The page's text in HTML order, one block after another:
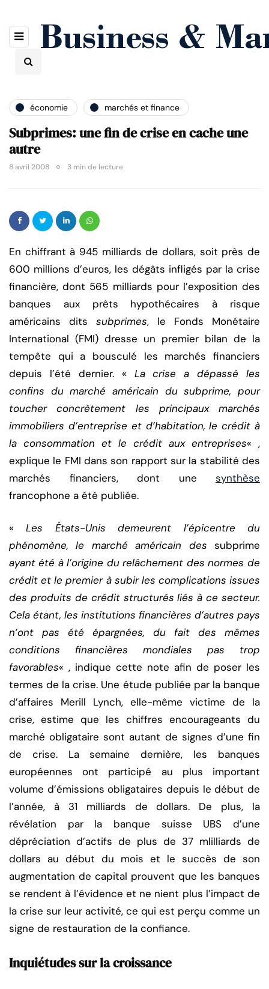
économie marchés et finance
Subprimes: une fin de crise en cache une
autre
8 avril 2008 3 min de lecture
En chiffrant à 945 milliards de dollars, soit près de
600 millions d’euros, les dégâts infligés par la crise
financière, dont 565 milliards pour l’exposition des
banques aux prêts hypothécaires à risque
américains dits subprimes, le Fonds Monétaire
International (FMI) dresse un premier bilan de la
tempête qui a bousculé les marchés financiers
depuis l’été dernier. « La crise a dépassé les
confins du marché américain du subprime, pour
toucher concrètement les principaux marchés
immobiliers d’entreprise et d’habitation, le crédit à
la consommation et le crédit aux entreprises« ,
explique le FMI dans son rapport sur la stabilité des
marchés financiers, dont une synthèse
francophone a été publiée.
«Les États-Unis demeurent l’épicentre du
phénomène, le marché américain des subprime
ayant été à l’origine du relâchement des normes de
crédit et le premier à subir les complications issues
des produits de crédit structurés liés à ce secteur.
Cela étant, les institutions financières d’autres pays
n’ont pas été épargnées, du fait des mêmes
conditions financières mondiales pas trop
favorables« , indique cette note afin de poser les
termes de la crise. Une étude publiée par la banque
d’affaires Merill Lynch, elle-même victime de la
crise, estime que les chiffres encourageants du
marché obligataire sont autant de signes d’une fin
de crise. La semaine dernière, les banques
européennes ont participé au plus important
volume d’émissions obligataires depuis le début de
l’année, à 31 milliards de dollars. De plus, la
révélation par la banque suisse UBS d’une
dépréciation d’actifs de plus de 37 mlilliards de
dollars au début du mois et le succès de son
augmentation de capital prouvent que les banques
se rendent à l’évidence et ne nient plus l’impact de
la crise sur leur activité, ce qui est perçu comme un
signe de restauration de la confiance.
Inquiétudes sur la croissance